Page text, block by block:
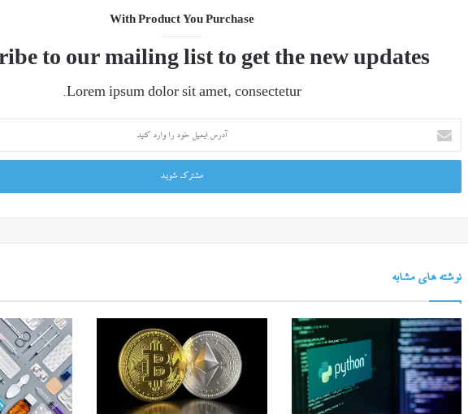
With Product You Purchase
to our mailing list to get the new updates!
Lorem ipsum dolor sit amet, consectetur.
ایمیل
خود
وارد
نوشته های مشابه